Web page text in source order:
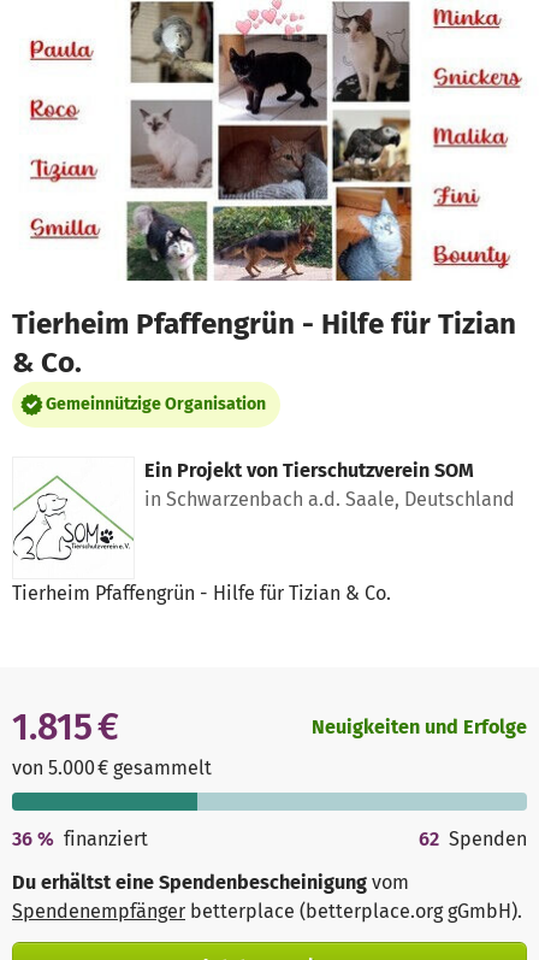
Zum Hauptinhalt springen
Erklärung zur Barrierefreiheit anzeigen
Tierheim Pfaffengrün - Hilfe für Tizian
& Co.
Gemeinnützige Organisation
Ein Projekt von Tierschutzverein SOM
in Schwarzenbach a.d. Saale, Deutschland
Tierheim Pfaffengrün - Hilfe für Tizian & Co.
1.815 €
von 5.000 € gesammelt
Neuigkeiten und Erfolge
36 % finanziert 62 Spenden
Du erhältst eine Spendenbescheinigung vom
Spendenempfänger betterplace (betterplace.org gGmbH).